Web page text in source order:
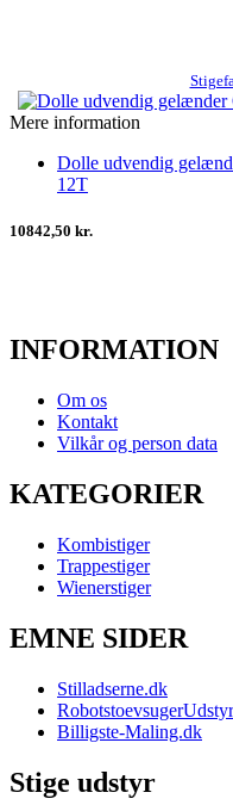
Mere information
Dolle udvendig
12T
10842,50 kr.
INFORMATION
Om os
Kontakt
Vilkår og person data
KATEGORIER
Kombistiger
Trappestiger
Wienerstiger
EMNE SIDER
Stilladserne.dk
Billigste-Maling.dk
Stige udstyr